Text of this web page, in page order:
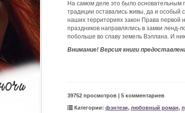
На самом деле это было основательным
традиции оставались живы, да и особый
наших территориях закон Права первой
праздников направлялись в замки ленд-
побольше во славу земель Вэллана. И
Внимание! Версия книги
39752 просмотров | 5 комментариев
Категории: фэнтези, любовный роман,